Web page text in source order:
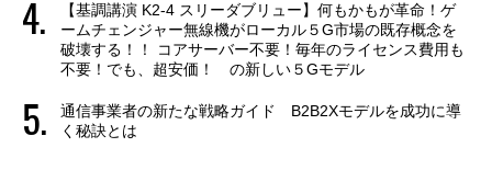
【基調講演 K2-4 スリーダブリュー】何もかもが革命！ゲ
ームチェンジャー無線機がローカル５G市場の既存概念を
破壊する！！ コアサーバー不要！毎年のライセンス費用も
不要！でも、超安価！ の新しい５Gモデル
通信事業者の新たな戦略ガイド B2B2Xモデルを成功に導
く秘訣とは